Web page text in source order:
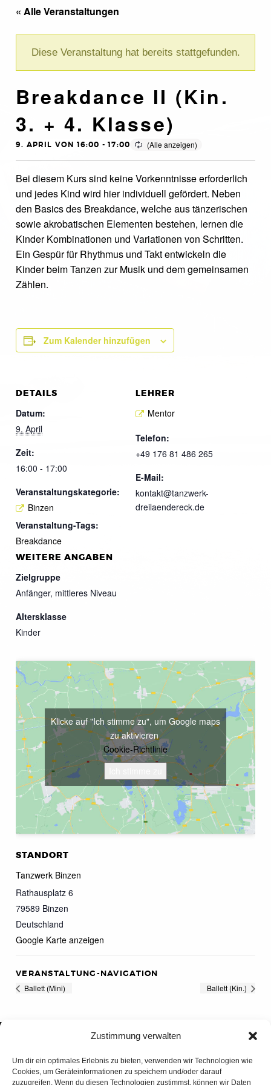
Zustimmung verwalten
Um dir ein optimales Erlebnis zu bieten, verwenden wir Technologien wie
Cookies, um Geräteinformationen zu speichern und/oder darauf
zuzugreifen. Wenn du diesen Technologien zustimmst, können wir Daten
« Alle Veranstaltungen
Diese Veranstaltung hat bereits stattgefunden.
Breakdance II (Kin.
3. + 4. Klasse)
9. APRIL VON 16:00 -17:00
Bei diesem Kurs sind keine Vorkenntnisse erforderlich
und jedes Kind wird hier individuell gefördert. Neben
den Basics des Breakdance, welche aus tänzerischen
sowie akrobatischen Elementen bestehen, lernen die
Kinder Kombinationen und Variationen von Schritten.
Ein Gespür für Rhythmus und Takt entwickeln die
Kinder beim Tanzen zur Musik und dem gemeinsamen
Zählen.
Zum Kalender hinzufügen
DETAILS
Datum:
9. April
Zeit:
16:00 - 17:00
Veranstaltungskategorie:
Binzen
Veranstaltung-Tags:
Breakdance
LEHRER
Mentor
Telefon:
+49 176 81 486 265
E-Mail:
kontakt@tanzwerk-
dreilaendereck.de
WEITERE ANGABEN
Zielgruppe
Anfänger, mittleres Niveau
Altersklasse
Kinder
STANDORT
Tanzwerk Binzen
Rathausplatz 6
79589 Binzen
Deutschland
Google Karte anzeigen
Klicke auf "Ich stimme zu", um Google maps
zu aktivieren
Cookie-Richtlinie
VERANSTALTUNG-NAVIGATION
Ballett (Mini) Ballett (Kin.)